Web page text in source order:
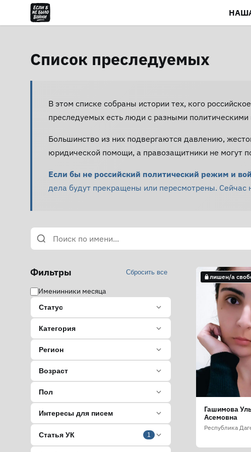
Список преследуемых
В этом списке собраны истории тех, кого
преследуемых есть люди с разными
Большинство из них подвергаются давлению,
юридической помощи, а правозащитники не могут
Если бы не российский политический режим и
дела будут прекращены или пересмотрены. Сейчас
Фильтры Сбросить все
Именинники месяца
Статус
Категория
Регион
Возраст
Пол
Интересы для писем
Статья УК 1
лишен/а
Гашимова
Асемовна
Республика